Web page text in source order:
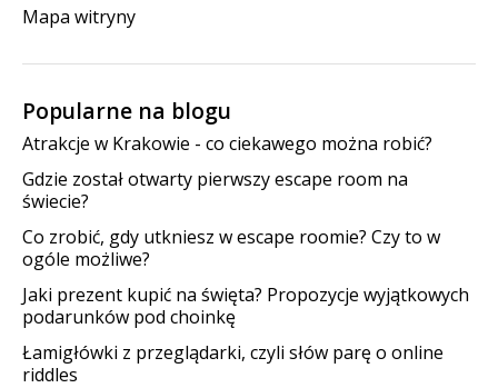
Mapa witryny
Popularne na blogu
Atrakcje w Krakowie - co ciekawego można robić?
Gdzie został otwarty pierwszy escape room na
świecie?
Co zrobić, gdy utkniesz w escape roomie? Czy to w
ogóle możliwe?
Jaki prezent kupić na święta? Propozycje wyjątkowych
podarunków pod choinkę
Łamigłówki z przeglądarki, czyli słów parę o online
riddles